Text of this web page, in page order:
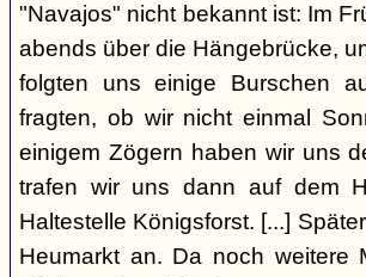
"Navajos" nicht bekannt ist: Im
abends über die Hängebrücke,
folgten uns einige Burschen
fragten, ob wir nicht einmal
einigem Zögern haben wir uns
trafen wir uns dann auf dem
Haltestelle Königsforst. [...]
Heumarkt an. Da noch weitere